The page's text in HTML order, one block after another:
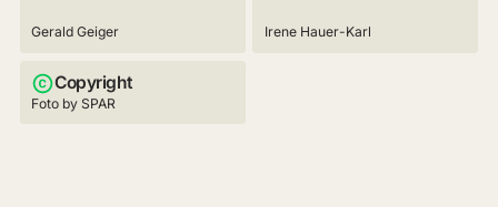
Gerald Geiger Irene Hauer-Karl
Copyright
Foto by SPAR